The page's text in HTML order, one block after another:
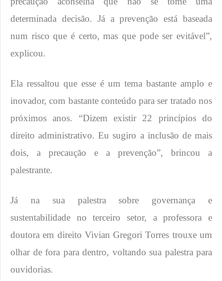
determinada decisão. Já a prevenção está baseada
num risco que é certo, mas que pode ser evitável”,
explicou.
Ela ressaltou que esse é um tema bastante amplo e
inovador, com bastante conteúdo para ser tratado nos
próximos anos. “Dizem existir 22 princípios do
direito administrativo. Eu sugiro a inclusão de mais
dois, a precaução e a prevenção”, brincou a
palestrante.
Já na sua palestra sobre governança e
sustentabilidade no terceiro setor, a professora e
doutora em direito Vivian Gregori Torres trouxe um
olhar de fora para dentro, voltando sua palestra para
ouvidorias.